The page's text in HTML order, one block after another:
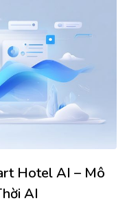
Hotel AI – Mô
AI